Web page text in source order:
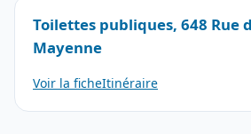
Toilettes publiques, 648 Rue
Mayenne
Voir la ficheItinéraire